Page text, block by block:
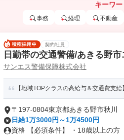
キーワー
事務 経理 不動産
契約社員
日勤帯の交通警備/あきる野
サンエス警備保障株式会社
【地域TOPクラスの高給与＆交通費支
〒197-0804東京都あきる野市秋川
日給1万3000円～1万4500円
資格 【必須条件】 ・18歳以上の方